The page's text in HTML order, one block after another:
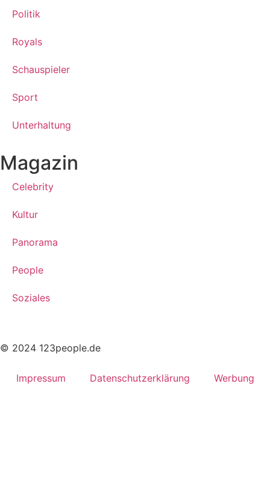
Politik
Royals
Schauspieler
Sport
Unterhaltung
Magazin
Celebrity
Kultur
Panorama
People
Soziales
© 2024 123people.de
Impressum Datenschutzerklärung Werbung